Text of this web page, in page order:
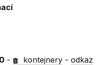
- kontejnery -odkaz